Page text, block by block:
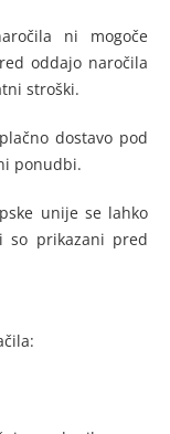
ni mogoče
oddajo naročila
stroški.
dostavo pod
ponudbi.
unije se lahko
so prikazani pred